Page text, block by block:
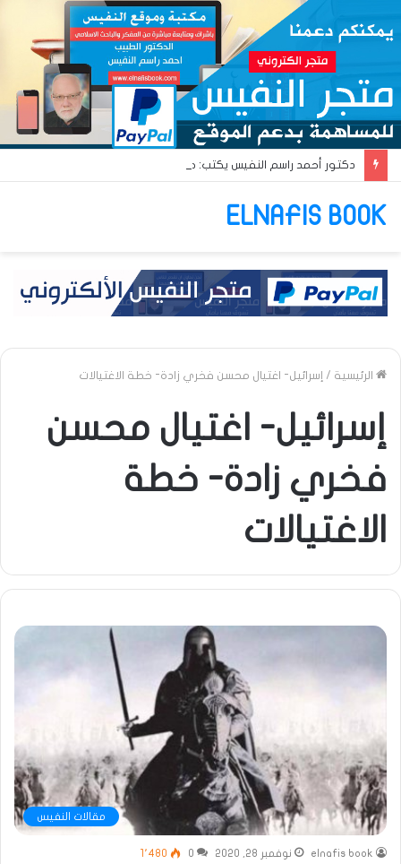
ELNAFIS BOOK
الرئيسية / إسرائيل- اغتيال محسن فخري زادة- خطة الاغتيالات
إسرائيل- اغتيال محسن
فخري زادة- خطة
الاغتيالات
مقالات النفيس
elnafis book نوفمبر 28, 2020 0 1٬480